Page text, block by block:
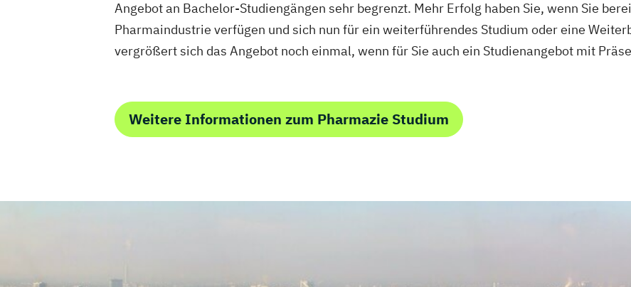
Angebot an Bachelor-Studiengängen sehr begrenzt. Mehr Erfolg haben Sie, wenn Sie
Pharmaindustrie verfügen und sich nun für ein weiterführendes Studium oder eine
vergrößert sich das Angebot noch einmal, wenn für Sie auch ein Studienangebot mit
Weitere Informationen zum Pharmazie Studium